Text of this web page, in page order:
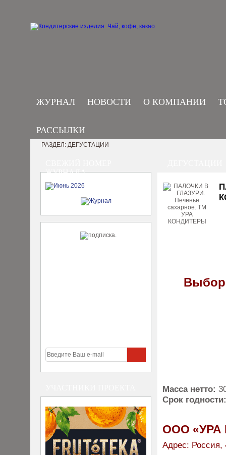
ЖУРНАЛ НОВОСТИ О КОМПАНИИ
РАССЫЛКИ
ЖУРНАЛА
РАЗДЕЛ: ДЕГУСТАЦИИ
Выбор
Масса нетто:
Срок годности:
ООО
Адрес: Россия,